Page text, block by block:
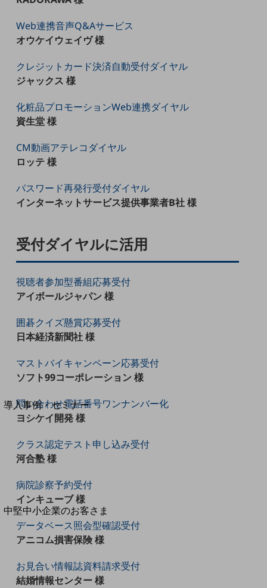
通信モジュール製品
衛星携帯電話
IOT完了済みメーカーブランド製品
料金
料金TOP
ドコモBiz データ無制限 ドコモ MAX ドコモ mini ドコモBiz かけ放題
5Gデータプラス
IoT向け回線料金
端末の一元管理
運用保守・故障紛失サポート
お手続き
導入事例・セミナー
導入事例TOP
最新の導入事例や注目の導入事例をご紹介します
セミナー
中堅中小企業のお客さま
NTTドコモビジネスウォッチ
ビジネスお役立ち情報
解決するヒントをお届けする記事サイト
新着記事
Web連携音声Q&Aサービス
オウケイウェイヴ 様
クレジットカード決済自動受付ダイヤル
ジャックス 様
化粧品プロモーションWeb連携ダイヤル
資生堂 様
CM動画アテレコダイヤル
ロッテ 様
パスワード再発行受付ダイヤル
インターネットサービス提供事業者B社 様
受付ダイヤルに活用
視聴者参加型番組応募受付
アイボールジャパン 様
囲碁クイズ懸賞応募受付
日本経済新聞社 様
マストバイキャンペーン応募受付
ソフト99コーポレーション 様
問い合わせ電話番号ワンナンバー化
ヨシケイ開発 様
クラス認定テスト申し込み受付
河合塾 様
病院診察予約受付
インキューブ 様
データベース照会型確認受付
アニコム損害保険 様
お見合い情報誌資料請求受付
結婚情報センター 様